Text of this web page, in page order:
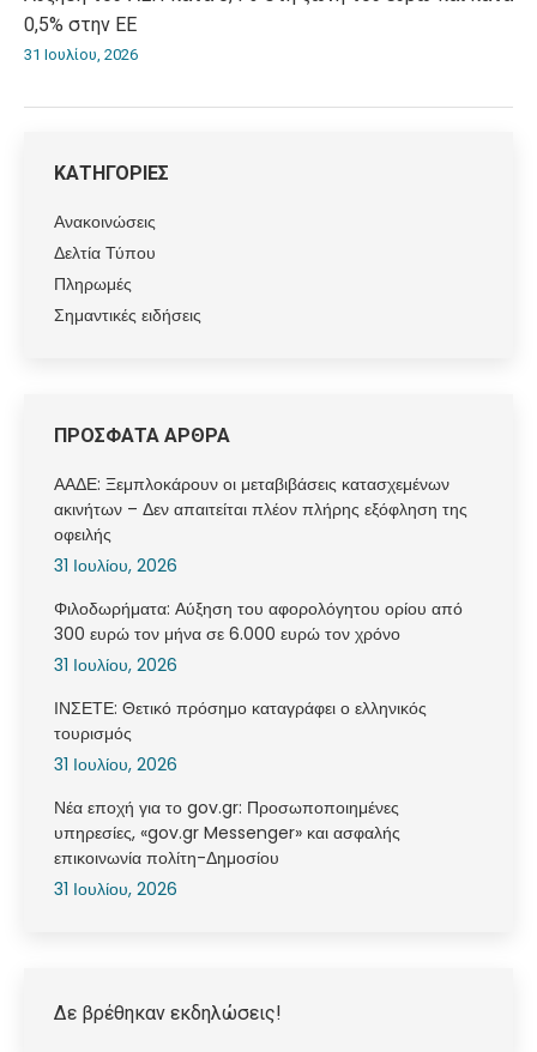
0,5% στην ΕΕ
31 Ιουλίου, 2026
ΚΑΤΗΓΟΡΙΕΣ
Ανακοινώσεις
Δελτία Τύπου
Πληρωμές
Σημαντικές ειδήσεις
ΠΡΟΣΦΑΤΑ ΑΡΘΡΑ
ΑΑΔΕ: Ξεμπλοκάρουν οι μεταβιβάσεις κατασχεμένων
ακινήτων – Δεν απαιτείται πλέον πλήρης εξόφληση της
οφειλής
31 Ιουλίου, 2026
Φιλοδωρήματα: Αύξηση του αφορολόγητου ορίου από
300 ευρώ τον μήνα σε 6.000 ευρώ τον χρόνο
31 Ιουλίου, 2026
ΙΝΣΕΤΕ: Θετικό πρόσημο καταγράφει ο ελληνικός
τουρισμός
31 Ιουλίου, 2026
Νέα εποχή για το gov.gr: Προσωποποιημένες
υπηρεσίες, «gov.gr Messenger» και ασφαλής
επικοινωνία πολίτη-Δημοσίου
31 Ιουλίου, 2026
Δε βρέθηκαν εκδηλώσεις!